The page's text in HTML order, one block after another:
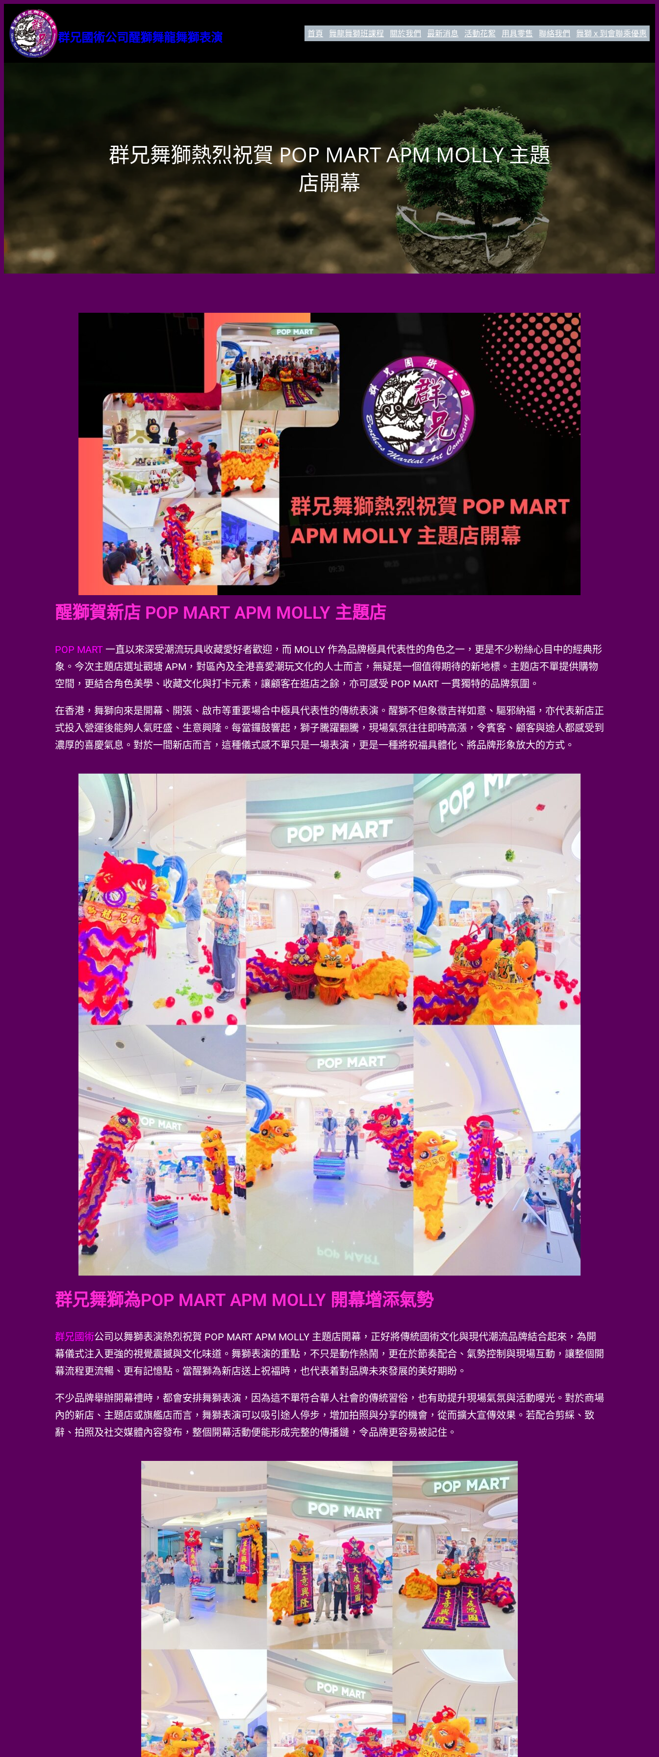
群兄國術公司醒獅舞龍舞獅表演 首頁 舞龍舞獅班課程 關於我們 最新消息 活動花絮 用具零售 聯絡我們 舞獅 x 到會聯乘優惠
群兄舞獅熱烈祝賀 POP MART APM MOLLY 主題
店開幕
醒獅賀新店 POP MART APM MOLLY 主題店
POP MART 一直以來深受潮流玩具收藏愛好者歡迎，而 MOLLY 作為品牌極具代表性的角色之一，更是不少粉絲心目中的經典形
象。今次主題店選址觀塘 APM，對區內及全港喜愛潮玩文化的人士而言，無疑是一個值得期待的新地標。主題店不單提供購物
空間，更結合角色美學、收藏文化與打卡元素，讓顧客在逛店之餘，亦可感受 POP MART 一貫獨特的品牌氛圍。
在香港，舞獅向來是開幕、開張、啟市等重要場合中極具代表性的傳統表演。醒獅不但象徵吉祥如意、驅邪納福，亦代表新店正
式投入營運後能夠人氣旺盛、生意興隆。每當鑼鼓響起，獅子騰躍翻騰，現場氣氛往往即時高漲，令賓客、顧客與途人都感受到
濃厚的喜慶氣息。對於一間新店而言，這種儀式感不單只是一場表演，更是一種將祝福具體化、將品牌形象放大的方式。
群兄舞獅為POP MART APM MOLLY 開幕增添氣勢
群兄國術公司以舞獅表演熱烈祝賀 POP MART APM MOLLY 主題店開幕，正好將傳統國術文化與現代潮流品牌結合起來，為開
幕儀式注入更強的視覺震撼與文化味道。舞獅表演的重點，不只是動作熱鬧，更在於節奏配合、氣勢控制與現場互動，讓整個開
幕流程更流暢、更有記憶點。當醒獅為新店送上祝福時，也代表着對品牌未來發展的美好期盼。
不少品牌舉辦開幕禮時，都會安排舞獅表演，因為這不單符合華人社會的傳統習俗，也有助提升現場氣氛與活動曝光。對於商場
內的新店、主題店或旗艦店而言，舞獅表演可以吸引途人停步，增加拍照與分享的機會，從而擴大宣傳效果。若配合剪綵、致
辭、拍照及社交媒體內容發布，整個開幕活動便能形成完整的傳播鏈，令品牌更容易被記住。